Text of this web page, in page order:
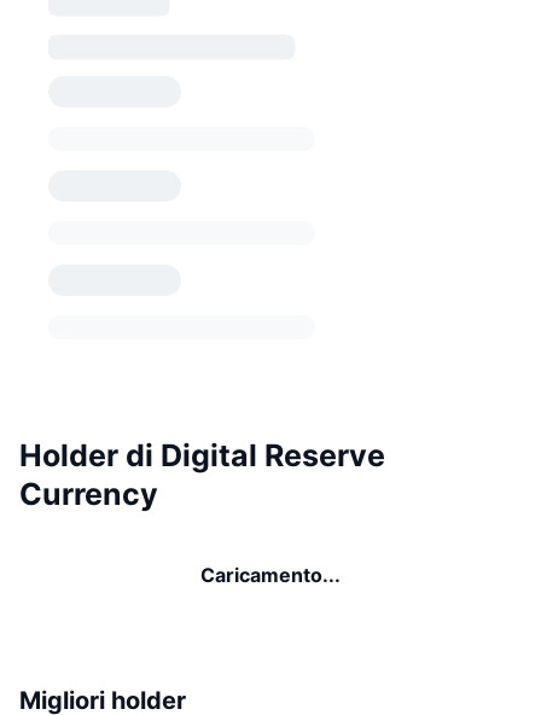
Holder di Digital Reserve
Currency
Caricamento...
Migliori holder